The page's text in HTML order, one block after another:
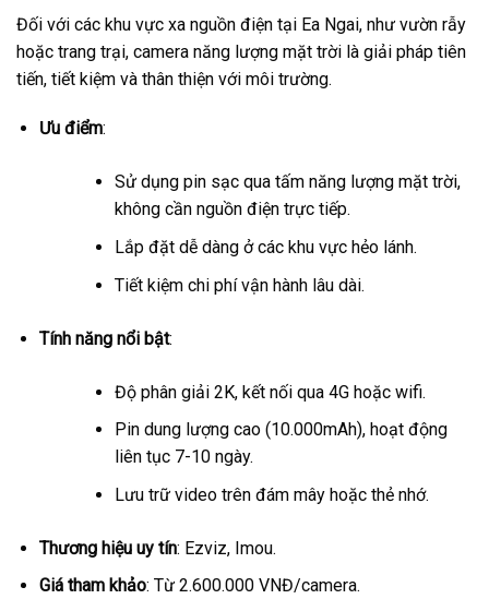
Đối với các khu vực xa nguồn điện tại Ea Ngai, như vườn rẫy
hoặc trang trại, camera năng lượng mặt trời là giải pháp tiên
tiến, tiết kiệm và thân thiện với môi trường.
Ưu điểm:
Sử dụng pin sạc qua tấm năng lượng mặt trời,
không cần nguồn điện trực tiếp.
Lắp đặt dễ dàng ở các khu vực hẻo lánh.
Tiết kiệm chi phí vận hành lâu dài.
Tính năng nổi bật:
Độ phân giải 2K, kết nối qua 4G hoặc wifi.
Pin dung lượng cao (10.000mAh), hoạt động
liên tục 7-10 ngày.
Lưu trữ video trên đám mây hoặc thẻ nhớ.
Thương hiệu uy tín: Ezviz, Imou.
Giá tham khảo: Từ 2.600.000 VNĐ/camera.